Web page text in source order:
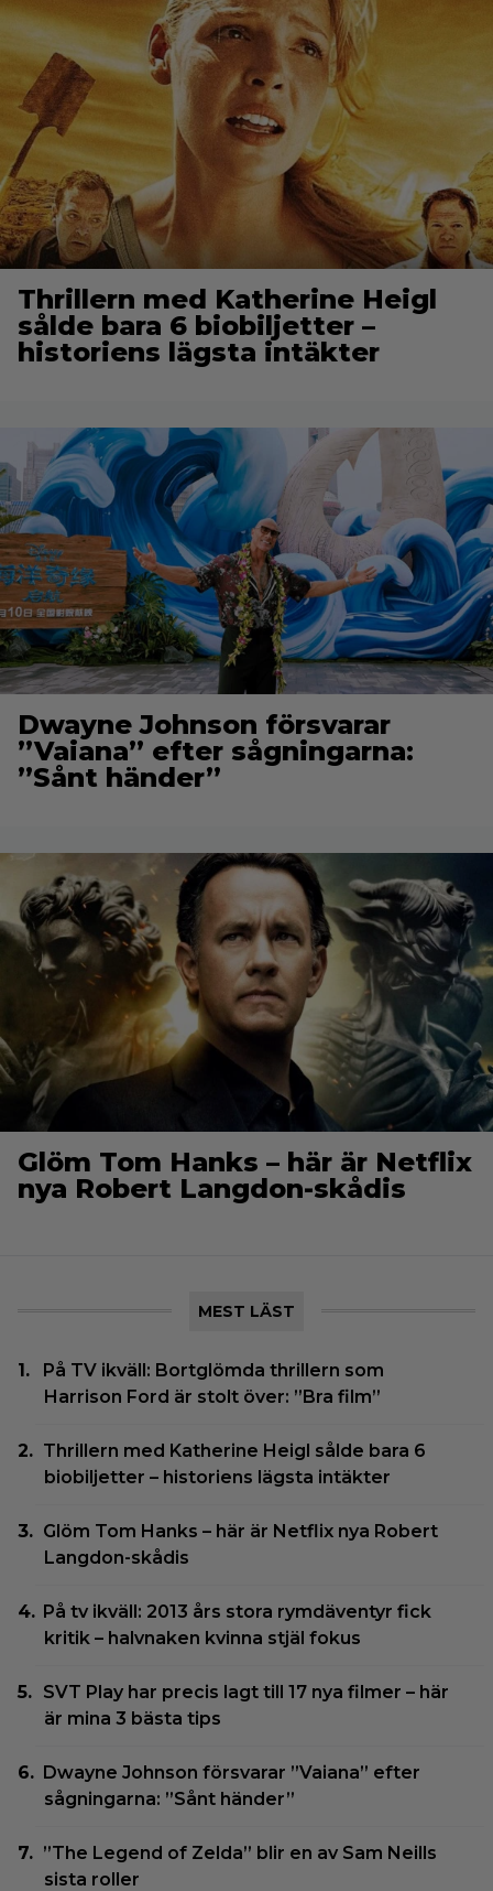
Thrillern med Katherine Heigl
sålde bara 6 biobiljetter –
historiens lägsta intäkter
Dwayne Johnson försvarar
”Vaiana” efter sågningarna:
”Sånt händer”
Glöm Tom Hanks – här är Netflix
nya Robert Langdon-skådis
MEST LÄST
På TV ikväll: Bortglömda thrillern som
Harrison Ford är stolt över: ”Bra film”
Thrillern med Katherine Heigl sålde bara 6
biobiljetter – historiens lägsta intäkter
Glöm Tom Hanks – här är Netflix nya Robert
Langdon-skådis
På tv ikväll: 2013 års stora rymdäventyr fick
kritik – halvnaken kvinna stjäl fokus
SVT Play har precis lagt till 17 nya filmer – här
är mina 3 bästa tips
Dwayne Johnson försvarar ”Vaiana” efter
sågningarna: ”Sånt händer”
”The Legend of Zelda” blir en av Sam Neills
sista roller